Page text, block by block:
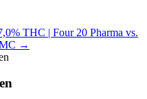
THC | Four 20 Pharma vs.
→